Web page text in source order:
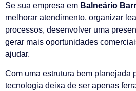
Se sua empresa em Balneário
melhorar atendimento, organizar
processos, desenvolver uma
gerar mais oportunidades
ajudar.
Com uma estrutura bem planejada
tecnologia deixa de ser apenas